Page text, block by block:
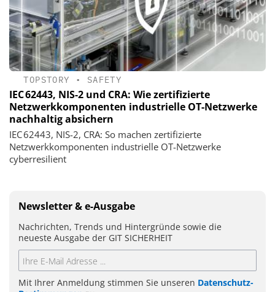
TOPSTORY • SAFETY
IEC 62443, NIS-2 und CRA: Wie zertifizierte
Netzwerkkomponenten industrielle OT-Netzwerke
nachhaltig absichern
IEC 62443, NIS-2, CRA: So machen zertifizierte
Netzwerkkomponenten industrielle OT-Netzwerke
cyberresilient
Newsletter & e-Ausgabe
Nachrichten, Trends und Hintergründe sowie die
neueste Ausgabe der GIT SICHERHEIT
Mit Ihrer Anmeldung stimmen Sie unseren Datenschutz-